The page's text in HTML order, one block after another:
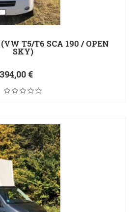
T5/T6 SCA 190 / OPEN
SKY)
394,00 €